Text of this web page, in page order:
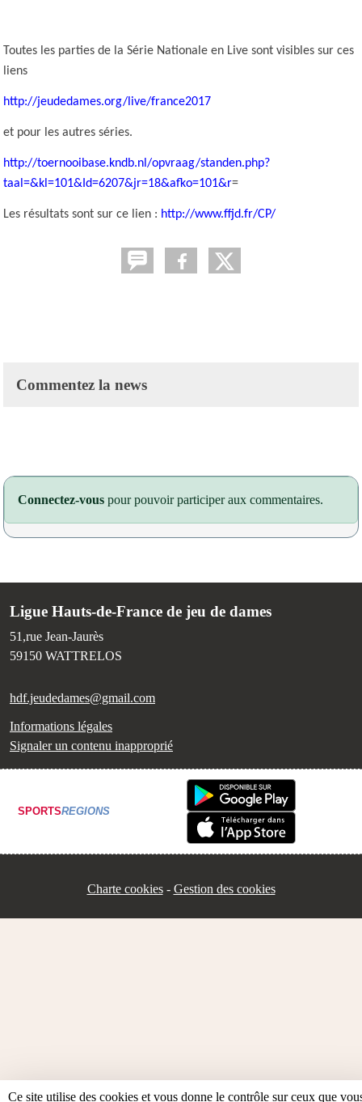
Toutes les parties de la Série Nationale en Live sont visibles sur ces
liens
http://jeudedames.org/live/france2017
et pour les autres séries.
http://toernooibase.kndb.nl/opvraag/standen.php?
taal=&kl=101&Id=6207&jr=18&afko=101&r=
Les résultats sont sur ce lien : http://www.ffjd.fr/CP/
Commentez la news
Connectez-vous pour pouvoir participer aux commentaires.
Ligue Hauts-de-France de jeu de dames
51,rue Jean-Jaurès
59150 WATTRELOS
hdf.jeudedames@gmail.com
Informations légales
Signaler un contenu inapproprié
SPORTSREGIONS
Charte cookies Gestion des cookies
Ce site utilise des cookies et vous donne le contrôle sur ceux que